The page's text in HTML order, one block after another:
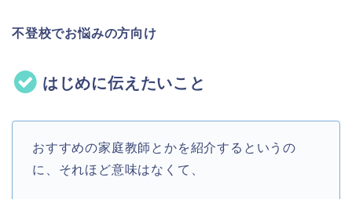
不登校でお悩みの方向け
はじめに伝えたいこと
おすすめの家庭教師とかを紹介するというの
に、それほど意味はなくて、